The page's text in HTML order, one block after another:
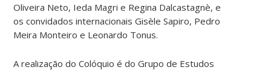
Oliveira Neto, Ieda Magri e Regina Dalcastagnè, e
os convidados internacionais Gisèle Sapiro, Pedro
Meira Monteiro e Leonardo Tonus.
A realização do Colóquio é do Grupo de Estudos